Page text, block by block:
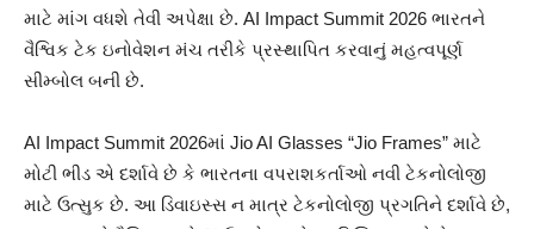
માટે માંગ વધશે તેવી અપેક્ષા છે. AI Impact Summit 2026 ભારતને
વૈશ્વિક ટેક ઇનોવેશન મંચ તરીકે પ્રસ્થાપિત કરવાનું મહત્વપૂર્ણ
સીમ્બોલ બની છે.
AI Impact Summit 2026માં Jio AI Glasses “Jio Frames” માટે
મોટી ભીડ એ દર્શાવે છે કે ભારતના વપરાશકર્તાઓ નવી ટેકનોલોજી
માટે ઉત્સુક છે. આ ડિવાઇસ્સ ન માત્ર ટેકનોલોજી પ્રગતિને દર્શાવે છે,